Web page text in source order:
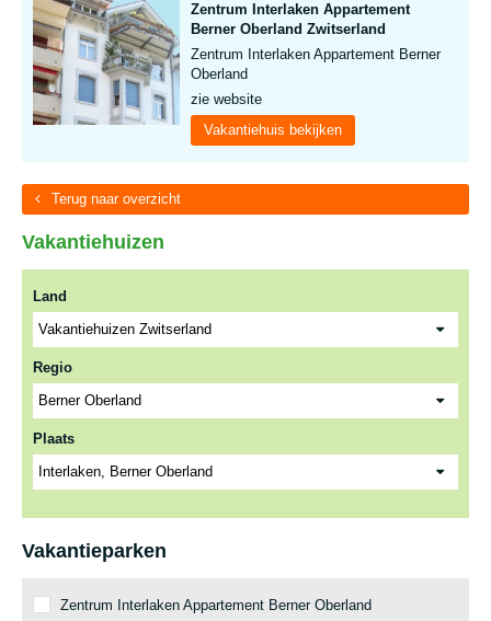
Zentrum Interlaken Appartement
Berner Oberland Zwitserland
Zentrum Interlaken Appartement Berner
Oberland
zie website
Vakantiehuis bekijken
Terug naar overzicht
Vakantiehuizen
Land
Regio
Plaats
Vakantieparken
Zentrum Interlaken Appartement Berner Oberland